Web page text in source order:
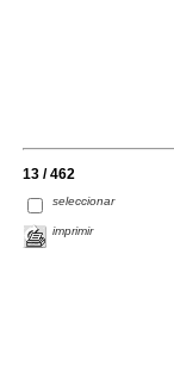
13 / 462
seleccionar
imprimir